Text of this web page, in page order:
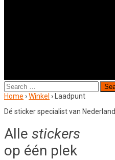
Search
for:
Home ›Winkel › Laadpunt
Dé sticker specialist van Nederland
Alle stickers
op één plek